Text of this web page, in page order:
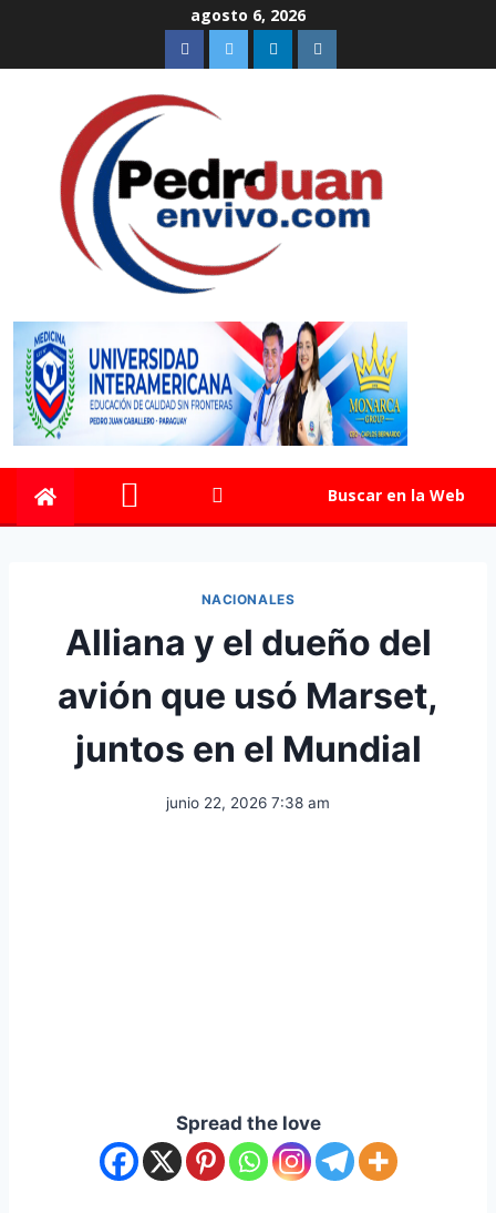
agosto 6, 2026
Buscar en la Web
NACIONALES
Alliana y el dueño del
avión que usó Marset,
juntos en el Mundial
junio 22, 2026 7:38 am
Spread the love